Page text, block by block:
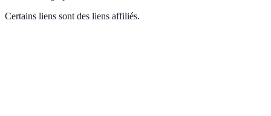
Certains liens sont des liens affiliés.